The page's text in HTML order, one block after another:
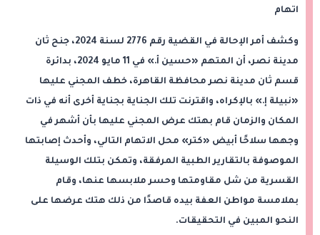
اتهام
وكشف أمر الإحالة في القضية رقم 2776 لسنة 2024، جنح ثان
مدينة نصر، أن المتهم «حسين أ.» في 11 مايو 2024، بدائرة
قسم ثان مدينة نصر محافظة القاهرة، خطف المجني عليها
«نبيلة إ.» بالإكراه، واقترنت تلك الجناية بجناية أخرى أنه في ذات
المكان والزمان قام بهتك عرض المجني عليها بأن أشهر في
وجهها سلاحًا أبيض «كتر» محل الاتهام التالي، وأحدث إصابتها
الموصوفة بالتقارير الطبية المرفقة، وتمكن بتلك الوسيلة
القسرية من شل مقاومتها وحسر ملابسها عنها، وقام
بملامسة مواطن العفة بيده قاصدًا من ذلك هتك عرضها على
النحو المبين في التحقيقات.